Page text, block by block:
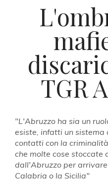
TGR
"L'Abruzzo ha sia un
esiste, infatti un sistema
contatti con la
che molte cose stoccate
dall'Abruzzo per
Calabria o la Sicilia"